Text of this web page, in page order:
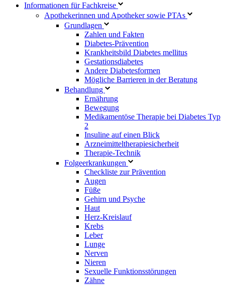
Informationen für Fachkreise
Apothekerinnen und Apotheker sowie PTAs
Grundlagen
Zahlen und Fakten
Diabetes-Prävention
Krankheitsbild Diabetes mellitus
Gestationsdiabetes
Andere Diabetesformen
Mögliche Barrieren in der Beratung
Behandlung
Ernährung
Bewegung
Medikamentöse Therapie bei Diabetes Typ
2
Insuline auf einen Blick
Arzneimitteltherapie­sicherheit
Therapie-Technik
Fol­ge­er­kran­kun­gen
Checkliste zur Prävention
Augen
Füße
Gehirn und Psyche
Haut
Herz-Kreislauf
Krebs
Leber
Lunge
Nerven
Nieren
Sexuelle Funktionsstörungen
Zähne